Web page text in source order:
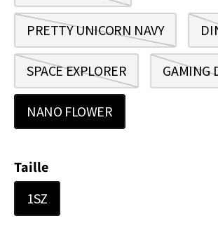
PRETTY UNICORN NAVY
SPACE EXPLORER GAMING
NANO FLOWER
Taille
1SZ